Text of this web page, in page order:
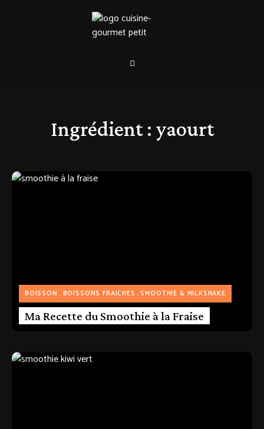
Ingrédient : yaourt
BOISSON BOISSONS FRAICHES SMOOTHIE & MILKSHAKE
Ma Recette du Smoothie à la Fraise